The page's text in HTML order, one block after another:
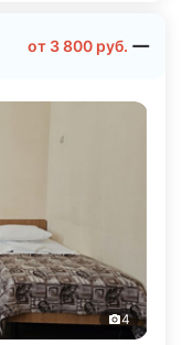
от 3 800 руб.
4